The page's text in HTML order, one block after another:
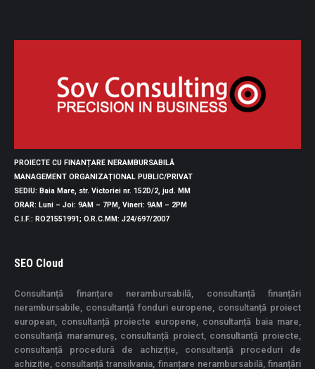
PROIECTE CU FINANȚARE NERAMBURSABILĂ
MANAGEMENT ORGANIZAȚIONAL PUBLIC/PRIVAT
SEDIU: Baia Mare, str. Victoriei nr. 152D/2, jud. MM
ORAR: Luni – Joi: 9AM – 7PM, Vineri: 9AM – 2PM
C.I.F.: RO21551991; O.R.C.MM: J24/697/2007
SEO Cloud
Consultanță finanțare nerambursabilă, consultanță finanțări
nerambursabile, consultanță fonduri europene, consultanță proiect
european, consultanță proiecte europene, consultanță baia mare,
consultanță maramureș, consultanță proiect, consultanță proiecte,
consultanță procedură de achiziție, consultanță proceduri de
achiziție, consultanță transilvania, finanțare nerambursabilă, finanțări